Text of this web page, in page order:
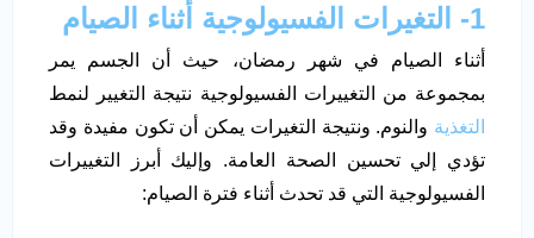
1- التغيرات الفسيولوجية أثناء الصيام
أثناء الصيام في شهر رمضان، حيث أن الجسم يمر
بمجموعة من التغييرات الفسيولوجية نتيجة التغيير لنمط
التغذية والنوم. ونتيجة التغيرات يمكن أن تكون مفيدة وقد
تؤدي إلي تحسين الصحة العامة. وإليك أبرز التغييرات
الفسيولوجية التي قد تحدث أثناء فترة الصيام: